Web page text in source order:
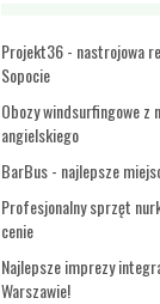
Projekt36 - nastrojowa
Sopocie
Obozy windsurfingowe z
angielskiego
BarBus - najlepsze
Profesjonalny sprzęt
cenie
Najlepsze imprezy
Warszawie!